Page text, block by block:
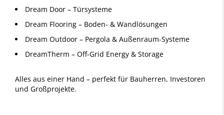
Dream Door – Türsysteme
Dream Flooring – Boden- & Wandlösungen
Dream Outdoor – Pergola & Außenraum-Systeme
DreamTherm – Off-Grid Energy & Storage
Alles aus einer Hand – perfekt für Bauherren, Investoren
und Großprojekte.